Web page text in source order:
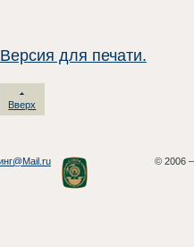
Версия для печати.
Вверх
© 2006